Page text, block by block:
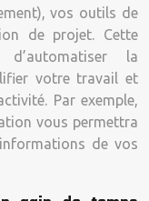
vos outils de
de projet. Cette
d’automatiser la
votre travail et
Par exemple,
vous permettra
de vos